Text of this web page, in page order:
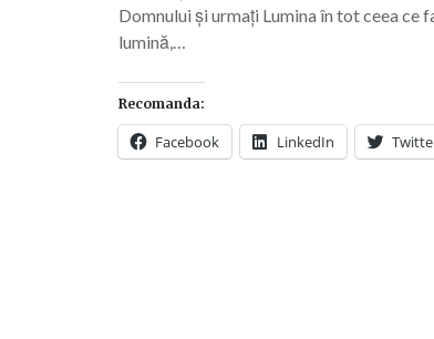
Domnului și urmați Lumina în tot ceea ce
lumină,…
Recomanda:
Facebook LinkedIn